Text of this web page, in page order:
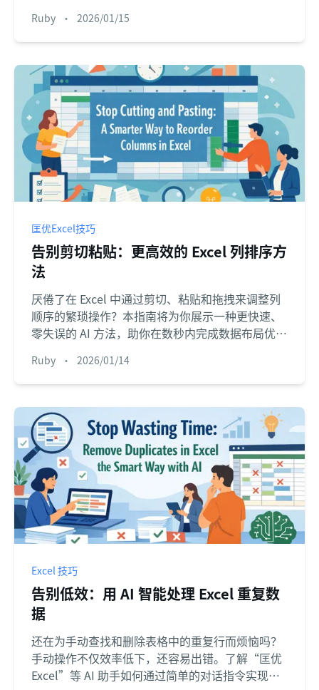
Ruby • 2026/01/15
匡优Excel技巧
告别剪切粘贴：更高效的 Excel 列排序方
法
厌倦了在 Excel 中通过剪切、粘贴和拖拽来调整列
顺序的繁琐操作？本指南将为你展示一种更快速、
零失误的 AI 方法，助你在数秒内完成数据布局优
Ruby • 2026/01/14
Excel 技巧
告别低效：用 AI 智能处理 Excel 重复数
据
还在为手动查找和删除表格中的重复行而烦恼吗？
手动操作不仅效率低下，还容易出错。了解“匡优
Excel”等 AI 助手如何通过简单的对话指令实现全